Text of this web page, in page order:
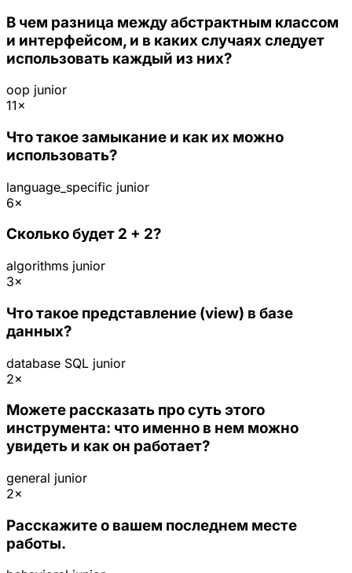
В чем разница между абстрактным классом
и интерфейсом, и в каких случаях следует
использовать каждый из них?
oop junior
11×
Что такое замыкание и как их можно
использовать?
language_specific junior
6×
Сколько будет 2 + 2?
algorithms junior
3×
Что такое представление (view) в базе
данных?
database SQL junior
2×
Можете рассказать про суть этого
инструмента: что именно в нем можно
увидеть и как он работает?
general junior
2×
Расскажите о вашем последнем месте
работы.